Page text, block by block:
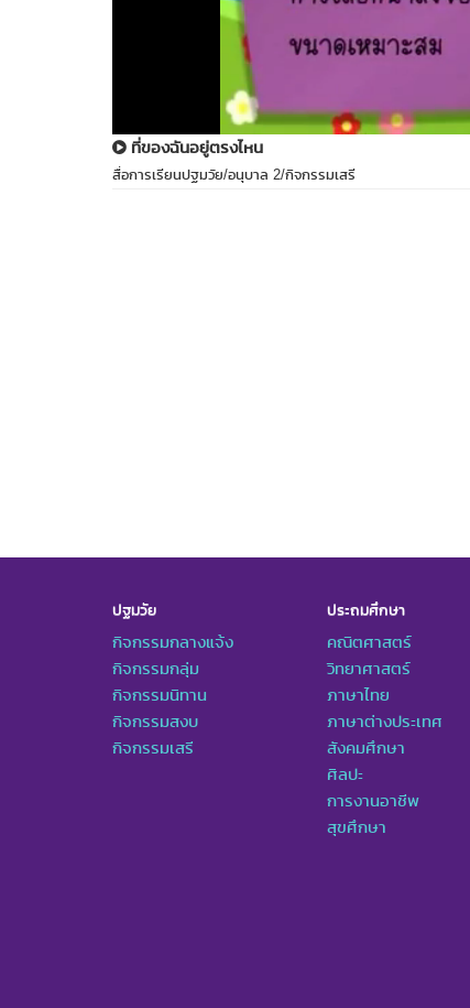
ที่ของฉันอยู่ตรงไหน
สื่อการเรียนปฐมวัย/อนุบาล 2/กิจกรรมเสรี
ปฐมวัย
กิจกรรมกลางแจ้ง
กิจกรรมกลุ่ม
กิจกรรมนิทาน
กิจกรรมสงบ
กิจกรรมเสรี
ประถมศึกษา
คณิตศาสตร์
วิทยาศาสตร์
ภาษาไทย
ภาษาต่างประเทศ
สังคมศึกษา
ศิลปะ
การงานอาชีพ
สุขศึกษา